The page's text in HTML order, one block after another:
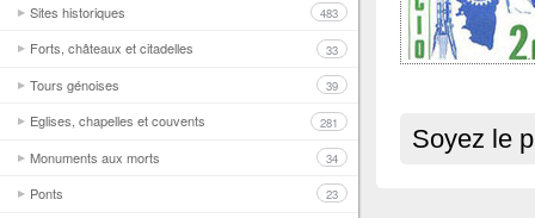
Sites historiques 483
Forts, châteaux et citadelles 33
Tours génoises 39
Eglises, chapelles et couvents 281
Monuments aux morts 34
Ponts 23
Soyez le